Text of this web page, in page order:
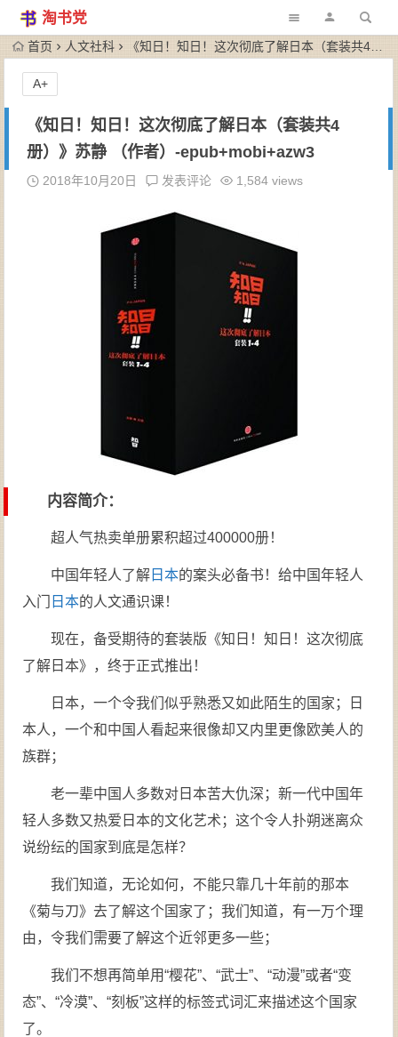
淘书党
首页 人文社科 《知日！知日！这次彻底了解日本（套装共4册）》苏静 （作者）-epub+mobi+azw3
《知日！知日！这次彻底了解日本（套装共4
册）》苏静 （作者）-epub+mobi+azw3
2018年10月20日 发表评论 1,584 views
内容简介：
超人气热卖单册累积超过400000册！
中国年轻人了解 日本的案头必备书！给中国年轻人
入门
日本的人文通识课！
现在，备受期待的套装版《知日！知日！这次彻底
了解日本》，终于正式推出！
日本，一个令我们似乎熟悉又如此陌生的国家；日
本人，一个和中国人看起来很像却又内里更像欧美人的
族群；
老一辈中国人多数对日本苦大仇深；新一代中国年
轻人多数又热爱日本的文化艺术；这个令人扑朔迷离众
说纷纭的国家到底是怎样？
我们知道，无论如何，不能只靠几十年前的那本
《菊与刀》去了解这个国家了；我们知道，有一万个理
由，令我们需要了解这个近邻更多一些；
我们不想再简单用“樱花”、“武士”、“动漫”或者“变
态”、“冷漠”、“刻板”这样的标签式词汇来描述这个国家
了。
A+